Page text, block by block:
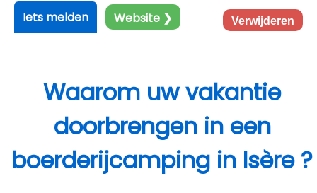
Iets melden Website ❯ Verwijderen
Waarom uw vakantie
doorbrengen in een
boerderijcamping in Isère ?